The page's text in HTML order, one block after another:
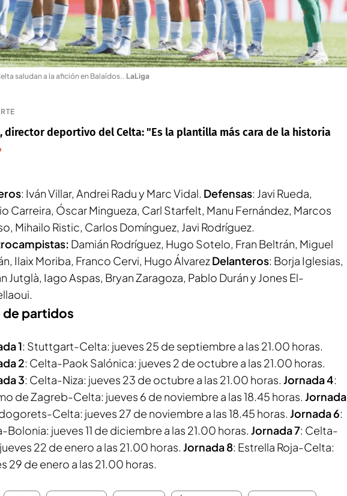
saludan a la afición en Balaídos.. LaLiga
director deportivo del Celta: "Es la plantilla más cara de la historia
: Iván Villar, Andrei Radu y Marc Vidal. Defensas: Javi Rueda,
Carreira, Óscar Mingueza, Carl Starfelt, Manu Fernández, Marcos
Mihailo Ristic, Carlos Domínguez, Javi Rodríguez.
Damián Rodríguez, Hugo Sotelo, Fran Beltrán, Miguel
Ilaix Moriba, Franco Cervi, Hugo ÁlvarezDelanteros: Borja Iglesias,
Jutglà, Iago Aspas, Bryan Zaragoza, Pablo Durán y Jones El-
de partidos
1: Stuttgart-Celta: jueves 25 de septiembre a las 21.00 horas.
2: Celta-Paok Salónica: jueves 2 de octubre a las 21.00 horas.
3: Celta-Niza: jueves 23 de octubre a las 21.00 horas. Jornada 4:
de Zagreb-Celta: jueves 6 de noviembre a las 18.45 horas. Jornada
Celta: jueves 27 de noviembre a las 18.45 horas. Jornada 6:
Bolonia: jueves 11 de diciembre a las 21.00 horas. Jornada 7: Celta-
22 de enero a las 21.00 horas. Jornada 8: Estrella Roja-Celta:
29 de enero a las 21.00 horas.